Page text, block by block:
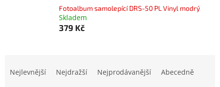
Fotoalbum samolepící DRS-50 PL Vinyl modrý
Skladem
379 Kč
Nejlevnější Nejdražší Nejprodávanější Abecedně